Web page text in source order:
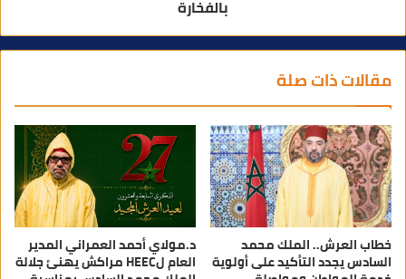
بالفخارة
مقالات ذات صلة
خطاب العرش.. الملك محمد
السادس يجدد التأكيد على أولوية
د.مولاي أحمد العمراني المدير
العام لHEEC مراكش يهنئ جلالة